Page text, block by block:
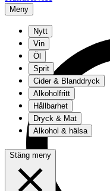
Meny
Nytt
Vin
Öl
Sprit
Cider & Blanddryck
Alkoholfritt
Hållbarhet
Dryck & Mat
Alkohol & hälsa
Stäng meny